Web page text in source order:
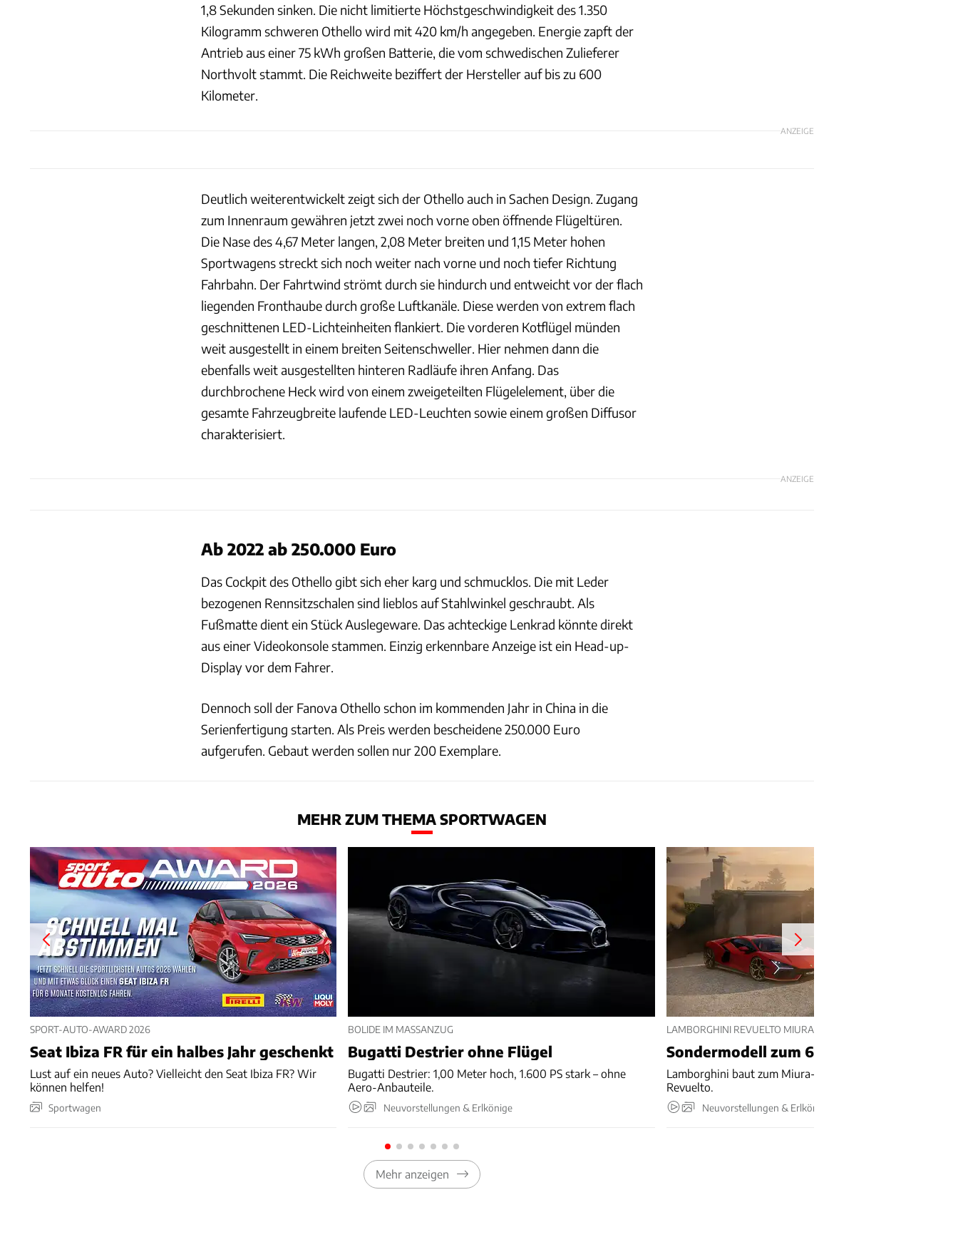
1,8 Sekunden sinken. Die nicht limitierte Höchstgeschwindigkeit des 1.350
Kilogramm schweren Othello wird mit 420 km/h angegeben. Energie zapft der
Antrieb aus einer 75 kWh großen Batterie, die vom schwedischen Zulieferer
Northvolt stammt. Die Reichweite beziffert der Hersteller auf bis zu 600
Kilometer.
ANZEIGE
Deutlich weiterentwickelt zeigt sich der Othello auch in Sachen Design. Zugang
zum Innenraum gewähren jetzt zwei noch vorne oben öffnende Flügeltüren.
Die Nase des 4,67 Meter langen, 2,08 Meter breiten und 1,15 Meter hohen
Sportwagens streckt sich noch weiter nach vorne und noch tiefer Richtung
Fahrbahn. Der Fahrtwind strömt durch sie hindurch und entweicht vor der flach
liegenden Fronthaube durch große Luftkanäle. Diese werden von extrem flach
geschnittenen LED-Lichteinheiten flankiert. Die vorderen Kotflügel münden
weit ausgestellt in einem breiten Seitenschweller. Hier nehmen dann die
ebenfalls weit ausgestellten hinteren Radläufe ihren Anfang. Das
durchbrochene Heck wird von einem zweigeteilten Flügelelement, über die
gesamte Fahrzeugbreite laufende LED-Leuchten sowie einem großen Diffusor
charakterisiert.
ANZEIGE
Ab 2022 ab 250.000 Euro
Das Cockpit des Othello gibt sich eher karg und schmucklos. Die mit Leder
bezogenen Rennsitzschalen sind lieblos auf Stahlwinkel geschraubt. Als
Fußmatte dient ein Stück Auslegeware. Das achteckige Lenkrad könnte direkt
aus einer Videokonsole stammen. Einzig erkennbare Anzeige ist ein Head-up-
Display vor dem Fahrer.
Dennoch soll der Fanova Othello schon im kommenden Jahr in China in die
Serienfertigung starten. Als Preis werden bescheidene 250.000 Euro
aufgerufen. Gebaut werden sollen nur 200 Exemplare.
MEHR ZUM THEMA SPORTWAGEN
SPORT-AUTO-AWARD 2026
Seat Ibiza FR für ein halbes Jahr geschenkt
Lust auf ein neues Auto? Vielleicht den Seat Ibiza FR? Wir
können helfen!
Sportwagen
BOLIDE IM MASSANZUG
Bugatti Destrier ohne Flügel
Bugatti Destrier: 1,00 Meter hoch, 1.600 PS stark – ohne
Aero-Anbauteile.
Neuvorstellungen & Erlkönige
LAMBORGHINI REVUELTO MIURA 60 HOMAGE (2026)
Sondermodell zum 60.
Lamborghini baut zum Miura-Geburtstag 99 Sonder-
Revuelto.
Neuvorstellungen & Erlkönige
Mehr anzeigen